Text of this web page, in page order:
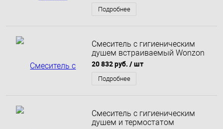
Подробнее
Смеситель с гигиеническим
душем встраиваемый Wonzon
& Woghand Tor, Темный графит
(WW-88829073-BGM)
20 832 руб. / шт
Подробнее
Смеситель с гигиеническим
душем и термостатом